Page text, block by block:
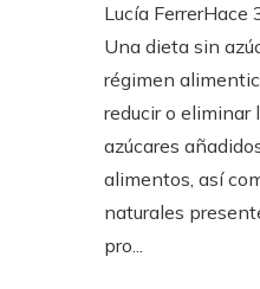
Lucía FerrerHace
Una dieta sin
régimen
reducir o eliminar
azúcares
alimentos, así
naturales
pro...